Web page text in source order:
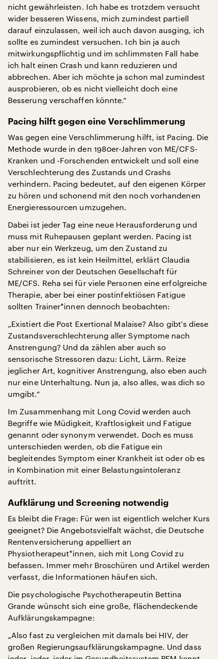
nicht gewährleisten. Ich habe es trotzdem versucht
wider besseren Wissens, mich zumindest partiell
darauf einzulassen, weil ich auch davon ausging, ich
sollte es zumindest versuchen. Ich bin ja auch
mitwirkungspflichtig und im schlimmsten Fall habe
ich halt einen Crash und kann reduzieren und
abbrechen. Aber ich möchte ja schon mal zumindest
ausprobieren, ob es nicht vielleicht doch eine
Besserung verschaffen könnte.“
Pacing hilft gegen eine Verschlimmerung
Was gegen eine Verschlimmerung hilft, ist Pacing. Die
Methode wurde in den 1980er-Jahren von ME/CFS-
Kranken und -Forschenden entwickelt und soll eine
Verschlechterung des Zustands und Crashs
verhindern. Pacing bedeutet, auf den eigenen Körper
zu hören und schonend mit den noch vorhandenen
Energieressourcen umzugehen.
Dabei ist jeder Tag eine neue Herausforderung und
muss mit Ruhepausen geplant werden. Pacing ist
aber nur ein Werkzeug, um den Zustand zu
stabilisieren, es ist kein Heilmittel, erklärt Claudia
Schreiner von der Deutschen Gesellschaft für
ME/CFS. Reha sei für viele Personen eine erfolgreiche
Therapie, aber bei einer postinfektiösen Fatigue
sollten Trainer*innen dennoch beobachten:
„Existiert die Post Exertional Malaise? Also gibt's diese
Zustandsverschlechterung aller Symptome nach
Anstrengung? Und da zählen aber auch so
sensorische Stressoren dazu: Licht, Lärm. Reize
jeglicher Art, kognitiver Anstrengung, also eben auch
nur eine Unterhaltung. Nun ja, also alles, was dich so
umgibt.“
Im Zusammenhang mit Long Covid werden auch
Begriffe wie Müdigkeit, Kraftlosigkeit und Fatigue
genannt oder synonym verwendet. Doch es muss
unterschieden werden, ob die Fatigue ein
begleitendes Symptom einer Krankheit ist oder ob es
in Kombination mit einer Belastungsintoleranz
auftritt.
Aufklärung und Screening notwendig
Es bleibt die Frage: Für wen ist eigentlich welcher Kurs
geeignet? Die Angebotsvielfalt wächst, die Deutsche
Rentenversicherung appelliert an
Physiotherapeut*innen, sich mit Long Covid zu
befassen. Immer mehr Broschüren und Artikel werden
verfasst, die Informationen häufen sich.
Die psychologische Psychotherapeutin Bettina
Grande wünscht sich eine große, flächendeckende
Aufklärungskampagne:
„Also fast zu vergleichen mit damals bei HIV, der
großen Regierungsaufklärungskampagne. Und dass